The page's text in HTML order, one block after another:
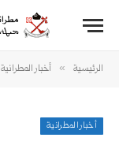
الرئيسية » أخبار المطرانية
أخبار المطرانية